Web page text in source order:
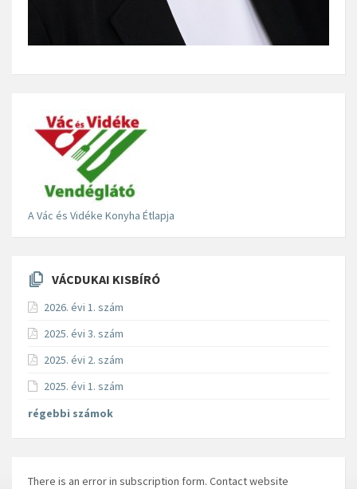
A Vác és Vidéke Konyha Étlapja
VÁCDUKAI KISBÍRÓ
2026. évi 1. szám
2025. évi 3. szám
2025. évi 2. szám
2025. évi 1. szám
régebbi számok
There is an error in subscription form. Contact website